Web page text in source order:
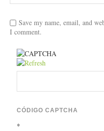
Save my name, email, and
I comment.
CÓDIGO CAPTCHA
*